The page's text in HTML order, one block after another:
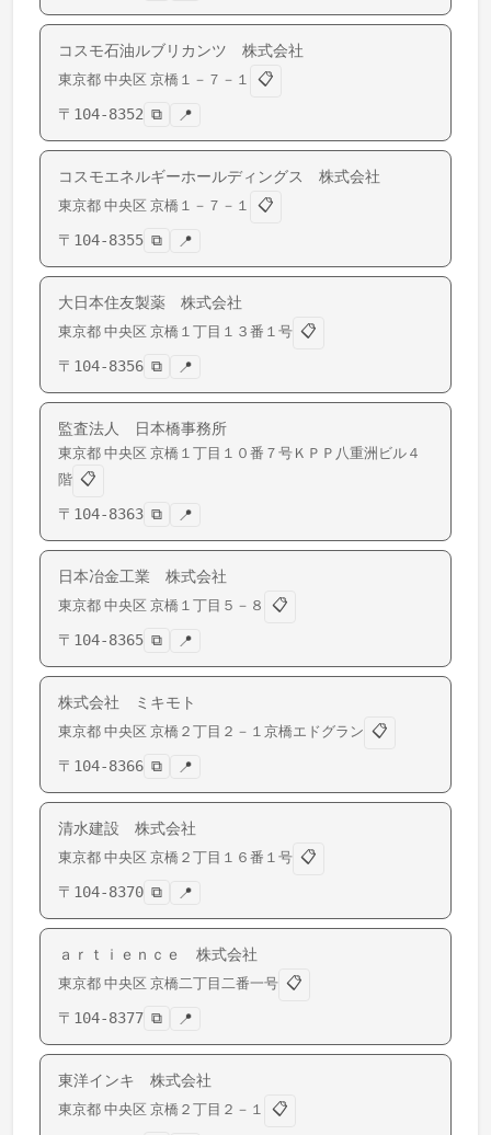
コスモ石油ルブリカンツ 株式会社
東京都 中央区 京橋 １－７－１
📋
〒 104-8352 ⧉ 📍
コスモエネルギーホールディングス 株式会社
東京都 中央区 京橋 １－７－１
📋
〒 104-8355 ⧉ 📍
大日本住友製薬 株式会社
東京都 中央区 京橋 １丁目１３番１号 📋
〒 104-8356 ⧉ 📍
監査法人 日本橋事務所
東京都 中央区 京橋 １丁目１０番７号ＫＰＰ八重洲ビル４
階 📋
〒 104-8363 ⧉ 📍
日本冶金工業 株式会社
東京都 中央区 京橋 １丁目５－８
📋
〒 104-8365 ⧉ 📍
株式会社 ミキモト
東京都 中央区 京橋 ２丁目２－１京橋エドグラン 📋
〒 104-8366 ⧉ 📍
清水建設 株式会社
東京都 中央区 京橋 ２丁目１６番１号 📋
〒 104-8370 ⧉ 📍
ａｒｔｉｅｎｃｅ 株式会社
東京都 中央区 京橋二丁目二番一号 📋
〒 104-8377 ⧉ 📍
東洋インキ 株式会社
東京都 中央区 京橋 ２丁目２－１ 📋